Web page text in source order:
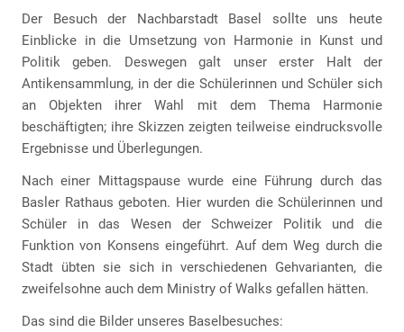
Der Besuch der Nachbarstadt Basel sollte uns heute
Einblicke in die Umsetzung von Harmonie in Kunst und
Politik geben. Deswegen galt unser erster Halt der
Antikensammlung, in der die Schülerinnen und Schüler sich
an Objekten ihrer Wahl mit dem Thema Harmonie
beschäftigten; ihre Skizzen zeigten teilweise eindrucksvolle
Ergebnisse und Überlegungen.
Nach einer Mittagspause wurde eine Führung durch das
Basler Rathaus geboten. Hier wurden die Schülerinnen und
Schüler in das Wesen der Schweizer Politik und die
Funktion von Konsens eingeführt. Auf dem Weg durch die
Stadt übten sie sich in verschiedenen Gehvarianten, die
zweifelsohne auch dem Ministry of Walks gefallen hätten.
Das sind die Bilder unseres Baselbesuches: